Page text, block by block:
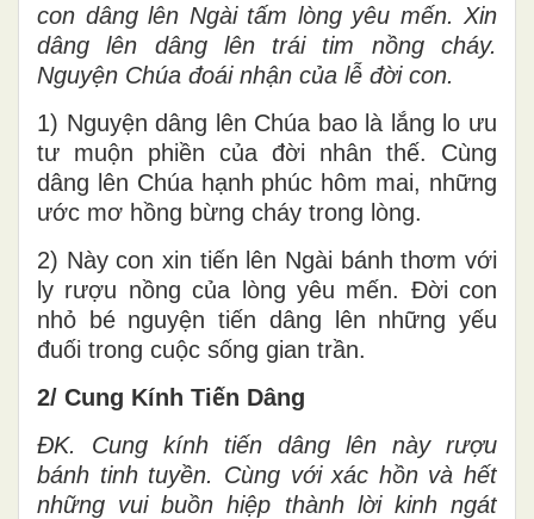
con dâng lên Ngài tấm lòng yêu mến. Xin
dâng lên dâng lên trái tim nồng cháy.
Nguyện Chúa đoái nhận của lễ đời con.
1) Nguyện dâng lên Chúa bao là lắng lo ưu
tư muộn phiền của đời nhân thế. Cùng
dâng lên Chúa hạnh phúc hôm mai, những
ước mơ hồng bừng cháy trong lòng.
2) Này con xin tiến lên Ngài bánh thơm với
ly rượu nồng của lòng yêu mến. Đời con
nhỏ bé nguyện tiến dâng lên những yếu
đuối trong cuộc sống gian trần.
2/ Cung Kính Tiến Dâng
ĐK. Cung kính tiến dâng lên này rượu
bánh tinh tuyền. Cùng với xác hồn và hết
những vui buồn hiệp thành lời kinh ngát